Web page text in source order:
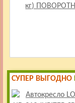
СУПЕР ВЫГОДНО